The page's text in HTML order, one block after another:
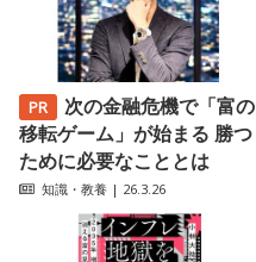
次の金融危機で「富の
移転ゲーム」が始まる 勝つ
ために必要なこととは
知識・教養 | 26.3.26